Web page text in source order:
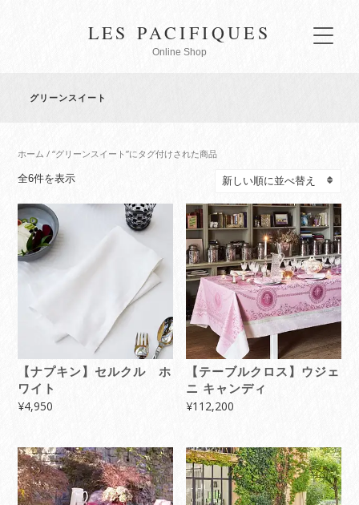
LES PACIFIQUES
Online Shop
グリーンスイート
ホーム / “グリーンスイート”にタグ付けされた商品
全6件を表示新
【ナプキン】セルクル ホ
ワイト
¥4,950
【テーブルクロス】ウジェ
ニ キャンディ
¥112,200